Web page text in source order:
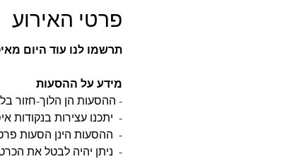
פרטי האירוע
תרשמו לנו עוד היום
מידע על ההסעות
- ההסעות הן הלוך-חזור
-  יתכנו עצירות בנקודות
-  ההסעות הינן הסעות
-  ניתן יהיה לבטל את הכרטיסים עד 7 ימים לפני האירוע